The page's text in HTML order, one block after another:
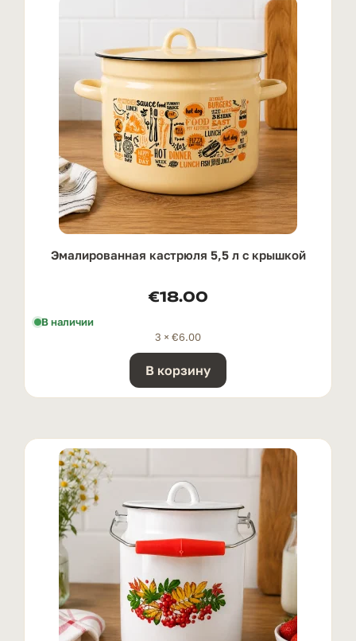
Эмалированная кастрюля 5,5 л с крышкой
€18.00
В наличии
3 × €6.00
В корзину